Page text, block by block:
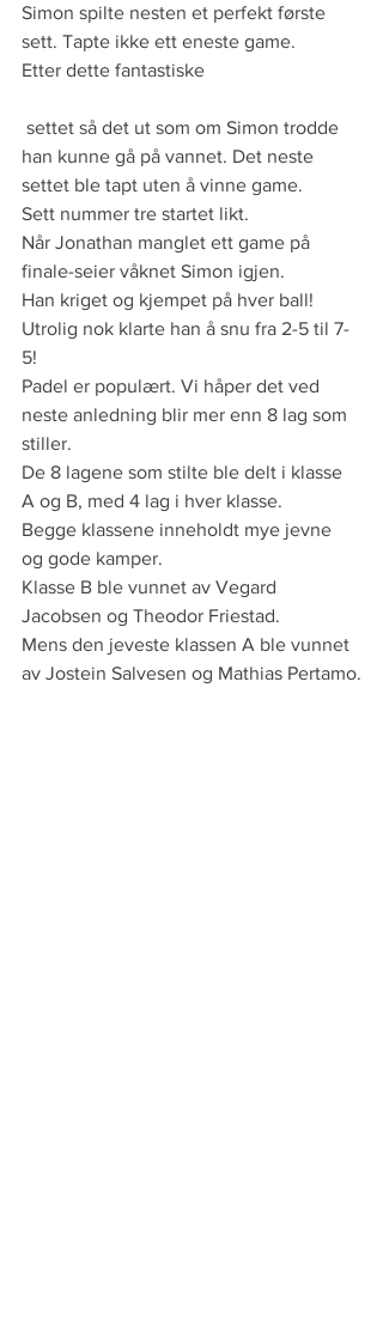
Simon spilte nesten et perfekt første
sett. Tapte ikke ett eneste game.
Etter dette fantastiske
han kunne gå på vannet. Det neste
settet ble tapt uten å vinne game.
Sett nummer tre startet likt.
Når Jonathan manglet ett game på
finale-seier våknet Simon igjen.
Han kriget og kjempet på hver ball!
Utrolig nok klarte han å snu fra 2-5 til 7-
5!
Padel er populært. Vi håper det ved
neste anledning blir mer enn 8 lag som
stiller.
De 8 lagene som stilte ble delt i klasse
A og B, med 4 lag i hver klasse.
Begge klassene inneholdt mye jevne
og gode kamper.
Klasse B ble vunnet av Vegard
Jacobsen og Theodor Friestad.
Mens den jeveste klassen A ble vunnet
av Jostein Salvesen og Mathias Pertamo.